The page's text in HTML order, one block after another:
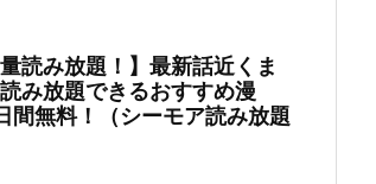
量読み放題！】最新話近くま
み放題できるおすすめ漫
間無料！（シーモア読み放題